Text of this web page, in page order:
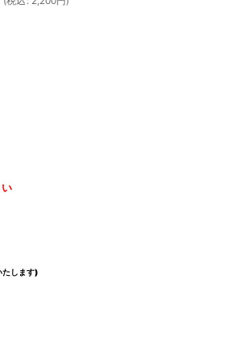
たします)